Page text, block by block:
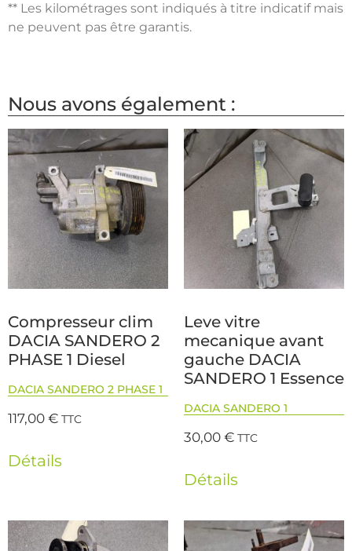
** Les kilométrages sont indiqués à titre indicatif mais
ne peuvent pas être garantis.
Nous avons également :
Compresseur clim
DACIA SANDERO 2
PHASE 1 Diesel
DACIA SANDERO 2 PHASE 1
117,00€ TTC
Détails
Leve vitre
mecanique avant
gauche DACIA
SANDERO 1 Essence
DACIA SANDERO 1
30,00€ TTC
Détails